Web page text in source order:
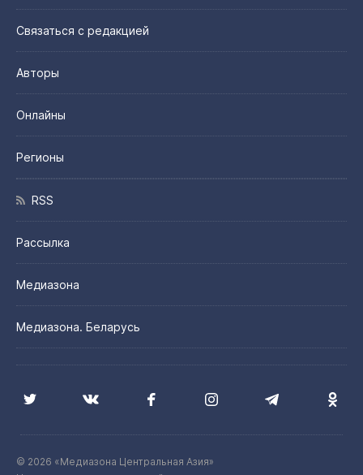
Связаться с редакцией
Авторы
Онлайны
Регионы
RSS
Рассылка
Медиазона
Медиазона. Беларусь
© 2026 «Медиазона Центральная Азия»